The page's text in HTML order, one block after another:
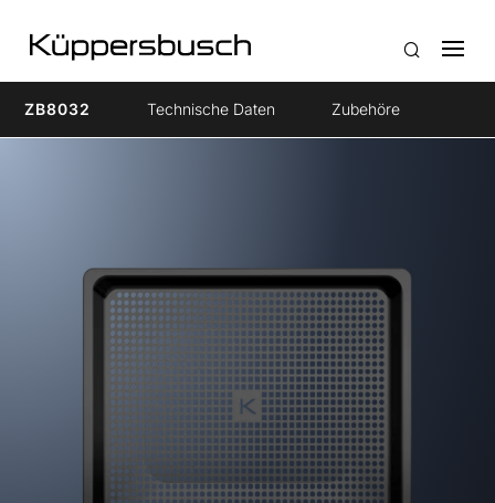
ZB8032 Technische Daten Zubehöre